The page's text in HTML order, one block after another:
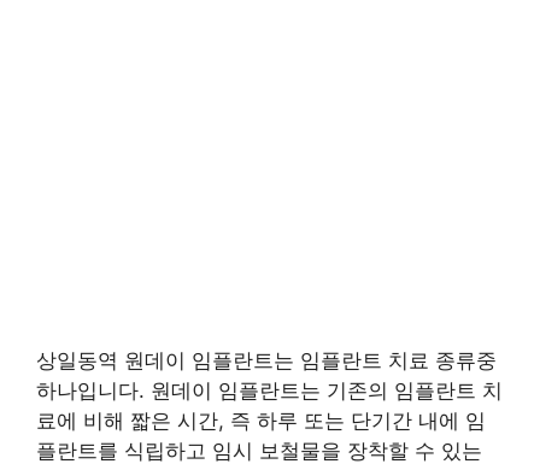
상일동역 원데이 임플란트는 임플란트 치료 종류중
하나입니다. 원데이 임플란트는 기존의 임플란트 치
료에 비해 짧은 시간, 즉 하루 또는 단기간 내에 임
플란트를 식립하고 임시 보철물을 장착할 수 있는